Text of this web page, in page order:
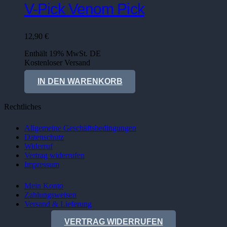
V-Pick Venom Pick
12,90 €
Enthält 19% MwSt. DE
Kostenloser Versand
Lieferzeit: sofort lieferbar
IN DEN WARENKORB
Rechtliches
Allgemeine Geschäftsbedingungen
Datenschutz
Widerruf
Vertrag widerrufen
Impressum
Mein Konto
Zahlungsweisen
Versand & Lieferung
VERTRAG WIDERRUFEN